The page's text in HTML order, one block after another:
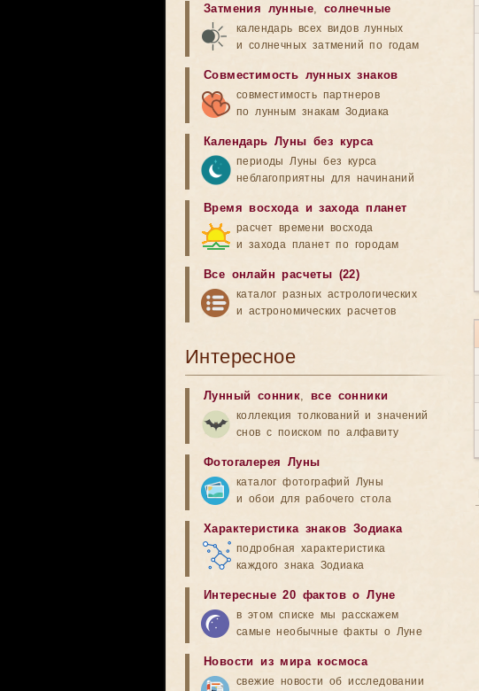
Затмения лунные, солнечные
календарь всех видов лунных
и солнечных затмений по годам
Совместимость лунных знаков
совместимость партнеров
по лунным знакам Зодиака
Календарь Луны без курса
периоды Луны без курса
неблагоприятны для начинаний
Время восхода и захода планет
расчет времени восхода
и захода планет по городам
Все онлайн расчеты (22)
каталог разных астрологических
и астрономических расчетов
Интересное
Лунный сонник, все сонники
коллекция толкований и значений
снов с поиском по алфавиту
Фотогалерея Луны
каталог фотографий Луны
и обои для рабочего стола
Характеристика знаков Зодиака
подробная характеристика
каждого знака Зодиака
Интересные 20 фактов о Луне
в этом списке мы расскажем
самые необычные факты о Луне
Новости из мира космоса
свежие новости об исследовании